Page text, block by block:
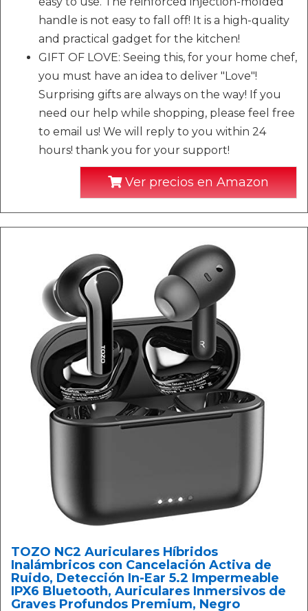
handle is not easy to fall off! It is a high-quality
and practical gadget for the kitchen!
GIFT OF LOVE: Seeing this, for your home chef,
you must have an idea to deliver "Love"!
Surprising gifts are always on the way! If you
need our help while shopping, please feel free
to email us! We will reply to you within 24
hours! thank you for your support!
Ver precios en Amazon
TOZO NC2 Auriculares Híbridos
Inalámbricos con Cancelación Activa de
Ruido, Detección In-Ear 5.2 Impermeable
IPX6 Bluetooth, Auriculares Inmersivos de
Graves Profundos Premium, Negro